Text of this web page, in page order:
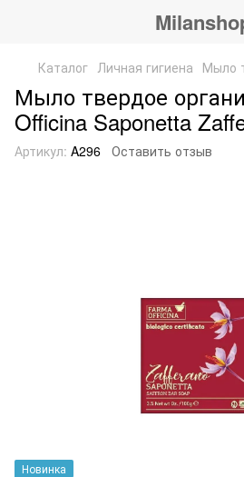
Каталог Личная гигиена Мыло
Мыло твердое
Officina Saponetta
Артикул: A296 Оставить отзыв
Новинка